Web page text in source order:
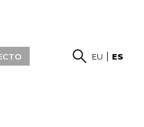
EU ES